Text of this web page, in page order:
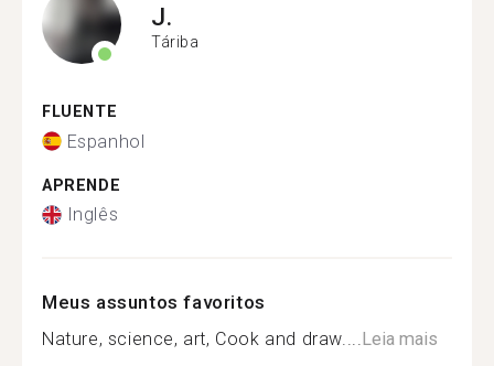
J.
Táriba
FLUENTE
Espanhol
APRENDE
Inglês
Meus assuntos favoritos
Nature, science, art, Cook and draw....Leia mais